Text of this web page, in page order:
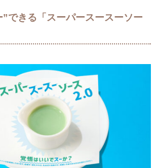
”できる「スーパースースーソー